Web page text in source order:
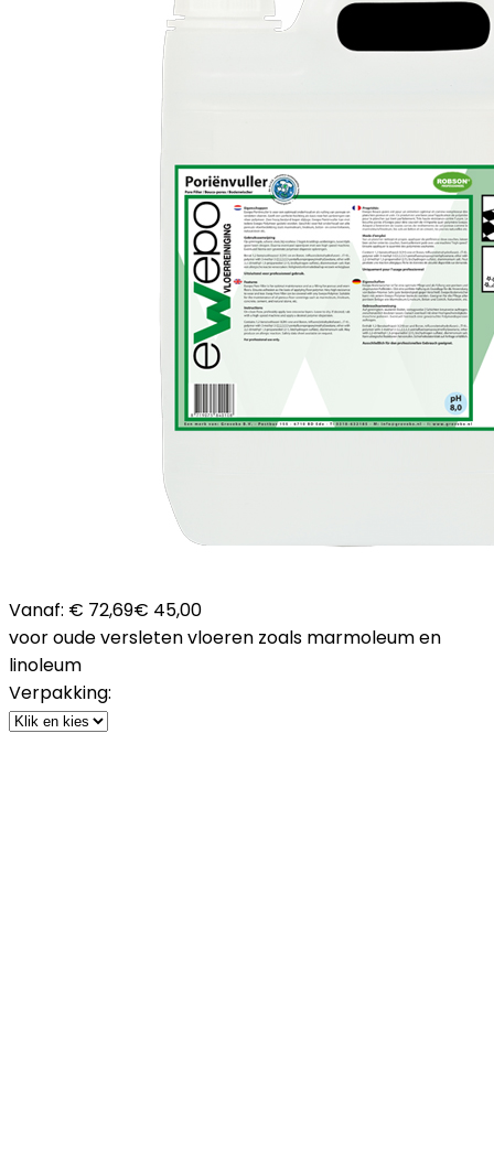
Vanaf: € 72,69€ 45,00
voor oude versleten vloeren zoals marmoleum en
linoleum
Verpakking: